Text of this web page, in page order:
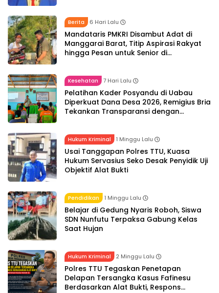
Berita 6 Hari Lalu
Mandataris PMKRI Disambut Adat di
Manggarai Barat, Titip Aspirasi Rakyat
hingga Pesan untuk Senior di
Kesehatan 7 Hari Lalu
Pelatihan Kader Posyandu di Uabau
Diperkuat Dana Desa 2026, Remigius Bria
Tekankan Transparansi dengan
Hukum Kriminal 1 Minggu Lalu
Usai Tanggapan Polres TTU, Kuasa
Hukum Servasius Seko Desak Penyidik Uji
Objektif Alat Bukti
Pendidikan 1 Minggu Lalu
Belajar di Gedung Nyaris Roboh, Siswa
SDN Nunfutu Terpaksa Gabung Kelas
Saat Hujan
Hukum Kriminal 2 Minggu Lalu
Polres TTU Tegaskan Penetapan
Delapan Tersangka Kasus Fafinesu
Berdasarkan Alat Bukti, Respons